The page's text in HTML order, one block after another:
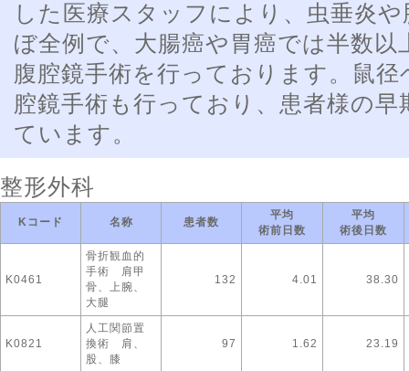
した医療スタッフにより、虫垂炎
ぼ全例で、大腸癌や胃癌では半数
腹腔鏡手術を行っております。鼠
腔鏡手術も行っており、患者様の早
ています。
整形外科
Kコード 名称 患者数
平均
術前日数
平均
術後日数
K0461
骨折観血的
手術 肩甲
骨、上腕、
大腿
132 4.01 38.30
K0821
人工関節置
換術 肩、
股、膝
97 1.62 23.19